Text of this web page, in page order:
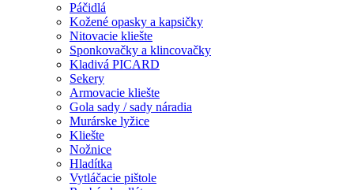
Páčidlá
Kožené opasky a kapsičky
Nitovacie kliešte
Sponkovačky a klincovačky
Kladivá PICARD
Sekery
Armovacie kliešte
Gola sady / sady náradia
Murárske lyžice
Kliešte
Nožnice
Hladítka
Vytláčacie pištole